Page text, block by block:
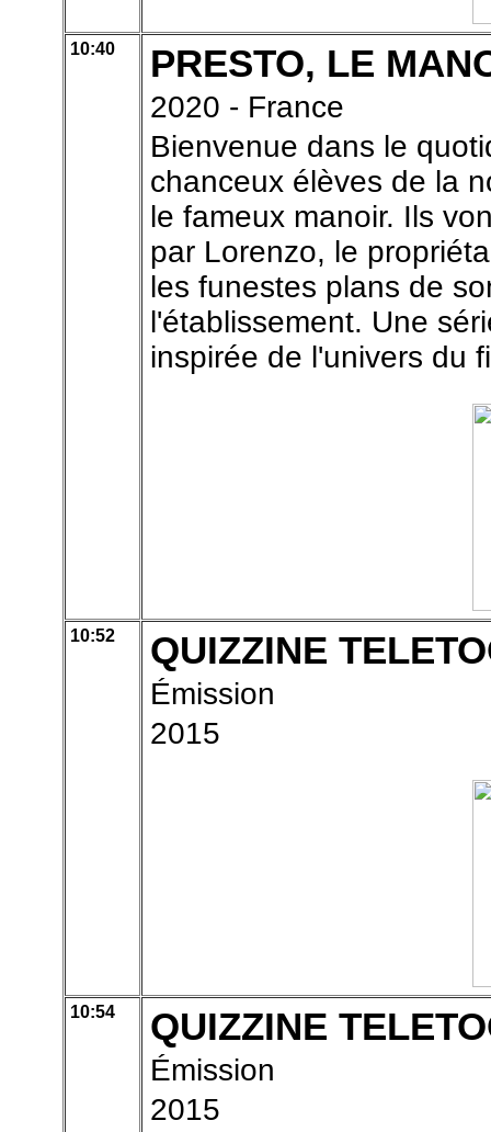
10:40 PRESTO, LE
2020 - France
Bienvenue dans le
chanceux élèves de la
le fameux manoir. Ils
par Lorenzo, le
les funestes plans de
l'établissement. Une
inspirée de l'univers du
10:52 QUIZZINE
Émission
2015
10:54 QUIZZINE
Émission
2015